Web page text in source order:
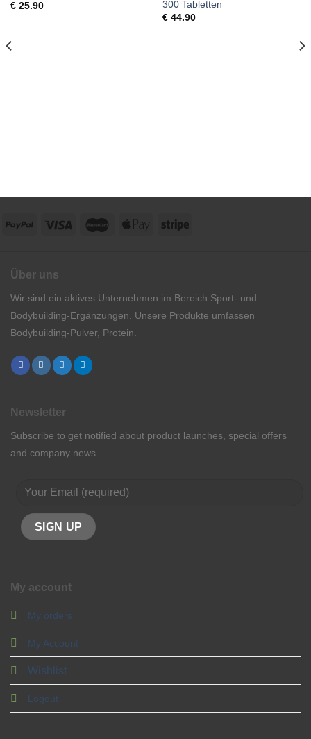
€25.90
300 Tabletten
€44.90
Über uns
Wir sind ein aktives Unternehmen im Bereich Sport- und
Bodybuilding-Ergänzungen. Unsere Produkte umfassen
Bodybuilding-Pulver, Protein.
My account
My orders
My Account
Wishlist
Logout
Newsletter
Subscribe to get notified about product launches, special offers
and company news.